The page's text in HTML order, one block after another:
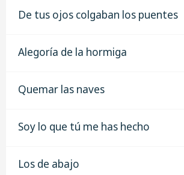
De tus ojos colgaban los puentes
Alegoría de la hormiga
Quemar las naves
Soy lo que tú me has hecho
Los de abajo